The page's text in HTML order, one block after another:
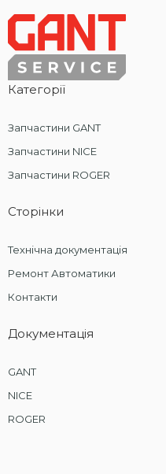
Категорії
Запчастини GANT
Запчастини NICE
Запчастини ROGER
Сторінки
Технічна документація
Ремонт Автоматики
Контакти
Документація
GANT
NICE
ROGER